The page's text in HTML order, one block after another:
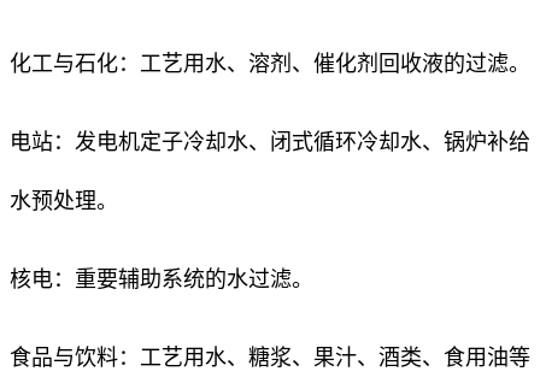
化工与石化：工艺用水、溶剂、催化剂回收液的过滤。
电站：发电机定子冷却水、闭式循环冷却水、锅炉补给
水预处理。
核电：重要辅助系统的水过滤。
食品与饮料：工艺用水、糖浆、果汁、酒类、食用油等